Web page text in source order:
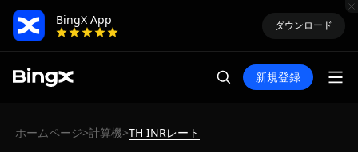
BingX App
ダウンロード
新規登録
ホームページ>計算機>TH INRレート